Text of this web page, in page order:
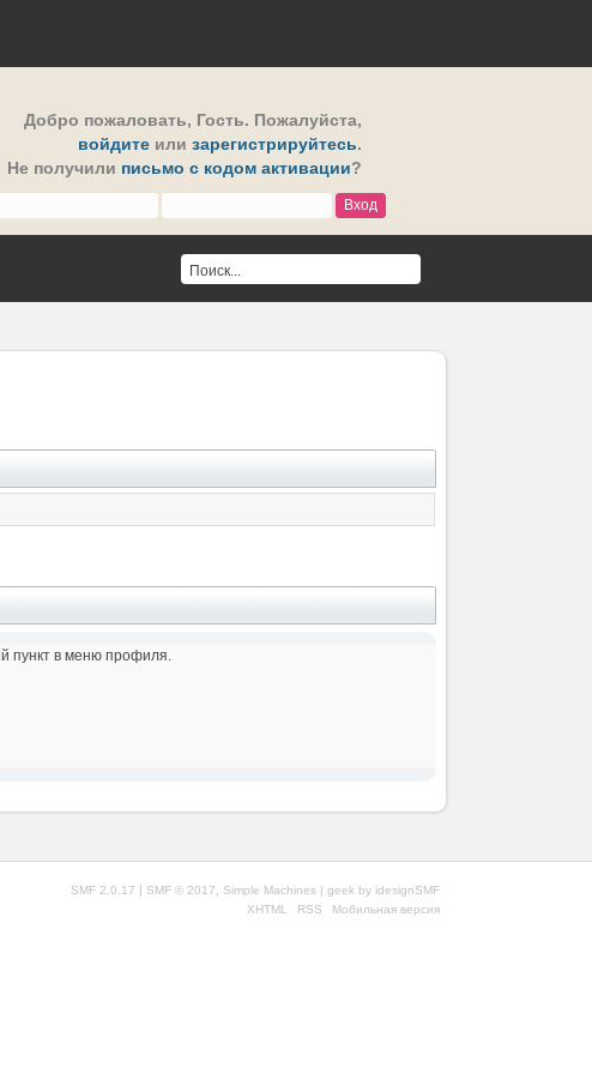
Добро пожаловать, Гость. Пожалуйста,
войдите или зарегистрируйтесь.
Не получили письмо с кодом активации?
пункт в меню профиля.
SMF 2.0.17 | SMF © 2017 Simple Machines | geek by idesignSMF
XHTML
RSS Мобильная версия